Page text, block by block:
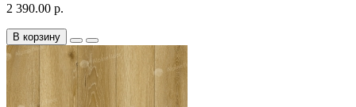
2 390.00 р.
В корзину